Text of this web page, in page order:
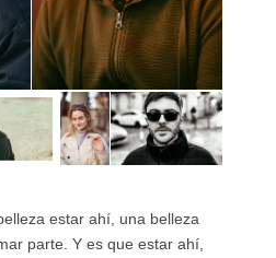
estar ahí, una belleza
parte. Y es que estar ahí,